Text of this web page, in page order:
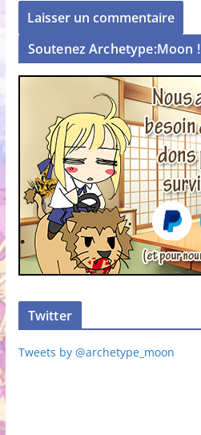
Soutenez Archetype:Moon !
Twitter
Tweets by @archetype_moon